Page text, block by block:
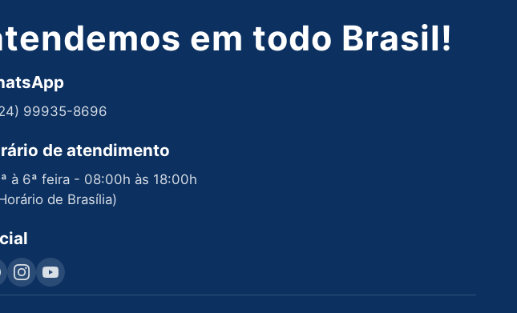
em todo Brasil!
99935-8696
de atendimento
à 6ª feira - 08:00h às 18:00h
de Brasília)